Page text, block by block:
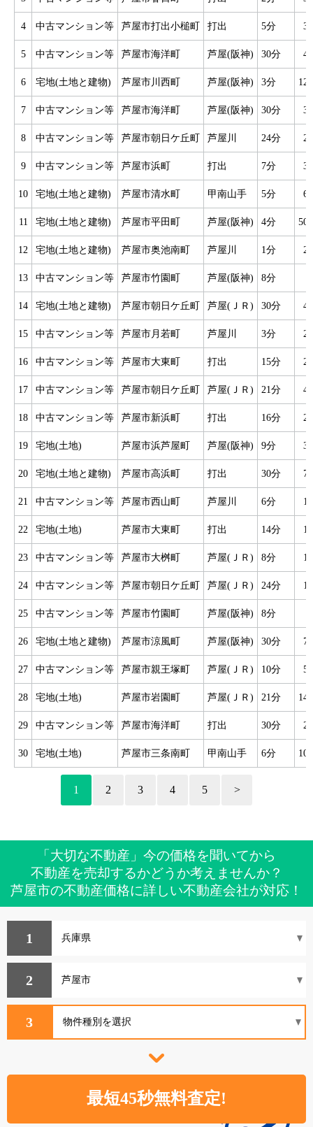
4 中古マンション等 芦屋市打出小槌町 打出 5分
5 中古マンション等 芦屋市海洋町 芦屋(阪神) 30分
6 宅地(土地と建物) 芦屋市川西町 芦屋(阪神) 3分
7 中古マンション等 芦屋市海洋町 芦屋(阪神) 30分
8 中古マンション等 芦屋市朝日ケ丘町 芦屋川 24分
9 中古マンション等 芦屋市浜町 打出 7分
10 宅地(土地と建物) 芦屋市清水町 甲南山手 5分
11 宅地(土地と建物) 芦屋市平田町 芦屋(阪神) 4分
12 宅地(土地と建物) 芦屋市奥池南町 芦屋川 1分
13 中古マンション等 芦屋市竹園町 芦屋(阪神) 8分
14 宅地(土地と建物) 芦屋市朝日ケ丘町 芦屋(ＪＲ) 30分
15 中古マンション等 芦屋市月若町 芦屋川 3分
16 中古マンション等 芦屋市大東町 打出 15分
17 中古マンション等 芦屋市朝日ケ丘町 芦屋(ＪＲ) 21分
18 中古マンション等 芦屋市新浜町 打出 16分
19 宅地(土地) 芦屋市浜芦屋町 芦屋(阪神) 9分
20 宅地(土地と建物) 芦屋市高浜町 打出 30分
21 中古マンション等 芦屋市西山町 芦屋川 6分
22 宅地(土地) 芦屋市大東町 打出 14分
23 中古マンション等 芦屋市大桝町 芦屋(ＪＲ) 8分
24 中古マンション等 芦屋市朝日ケ丘町 芦屋(ＪＲ) 24分
25 中古マンション等 芦屋市竹園町 芦屋(阪神) 8分
26 宅地(土地と建物) 芦屋市涼風町 芦屋(阪神) 30分
27 中古マンション等 芦屋市親王塚町 芦屋(ＪＲ) 10分
28 宅地(土地) 芦屋市岩園町 芦屋(ＪＲ) 21分
29 中古マンション等 芦屋市海洋町 打出 30分
30 宅地(土地) 芦屋市三条南町 甲南山手 6分
1 2 3 4 5 >
「大切な不動産」今の価格を聞いてから
不動産を売却するかどうか考えませんか？
芦屋市の不動産価格に詳しい不動産会社が対応！
1
2
3